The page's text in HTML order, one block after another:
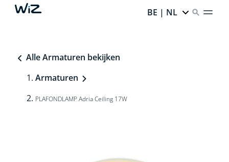
BE | NL
Alle Armaturen bekijken
Armaturen
PLAFONDLAMP Adria Ceiling 17W